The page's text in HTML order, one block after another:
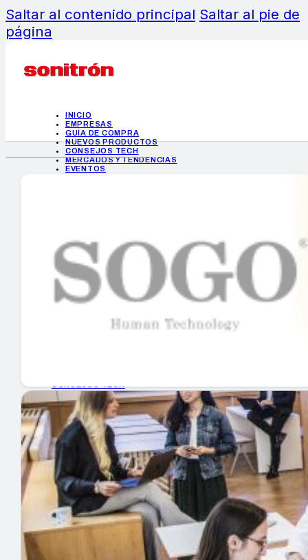
Saltar al contenido principal Saltar al pie de
página
INICIO
EMPRESAS
GUÍA DE COMPRA
NUEVOS PRODUCTOS
CONSEJOS TECH
MERCADOS Y TENDENCIAS
EVENTOS
INICIO
EMPRESAS
GUÍA DE COMPRA
MERCADOS Y TENDENCIAS
EVENTOS
HEMEROTECA